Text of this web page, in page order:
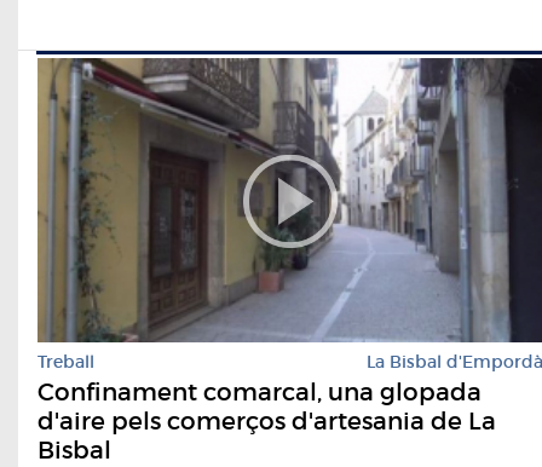
Treball La Bisbal d'Empordà
Confinament comarcal, una glopada
d'aire pels comerços d'artesania de La
Bisbal